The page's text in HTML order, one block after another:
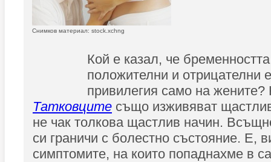
Снимков материал: stock.xchng
Кой е казал, че
положителни и отрицателни
привилегия само на жените?
Татковците също изживяват
не чак толкова щастлив начин.
си граничи с болестно състояние. Е,
симптомите, на които попаднахме в